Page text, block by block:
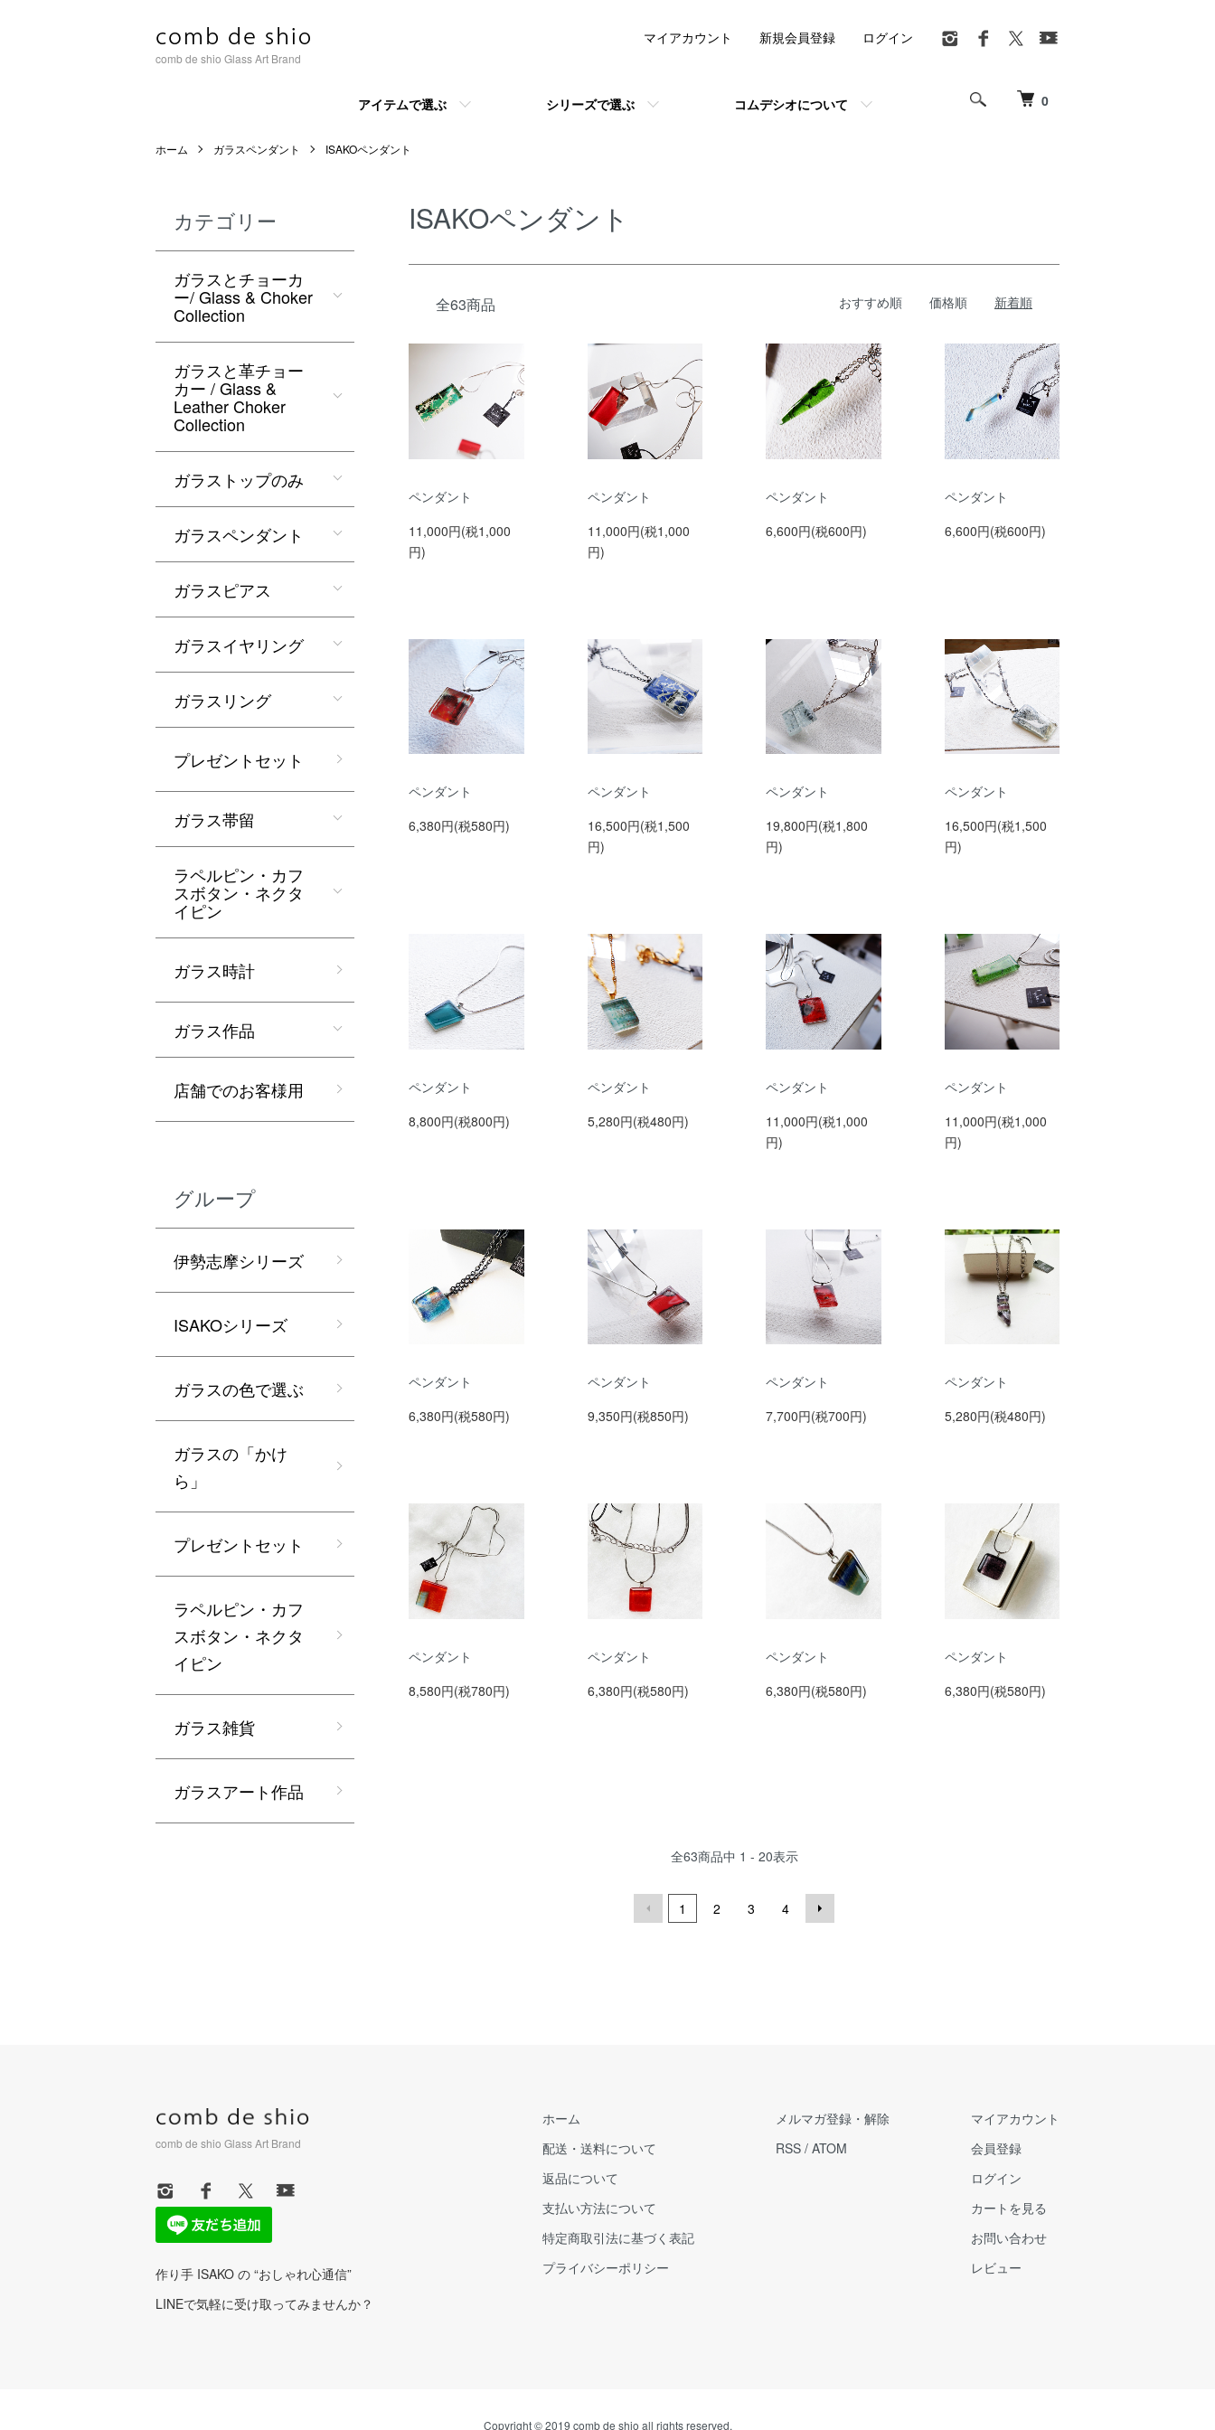
comb de shio Glass Art Brand
0
アイテムで選ぶ シリーズで選ぶ コムデシオについて
マイアカウント 新規会員登録 ログイン
ホーム ガラスペンダント ISAKOペンダント
ISAKOペンダント
全63商品 おすすめ順 価格順 新着順
ペンダント
11,000円(税1,000
円)
ペンダント
11,000円(税1,000
円)
ペンダント
6,600円(税600円)
ペンダント
6,600円(税600円)
ペンダント
6,380円(税580円)
ペンダント
16,500円(税1,500
円)
ペンダント
19,800円(税1,800
円)
ペンダント
16,500円(税1,500
円)
ペンダント
8,800円(税800円)
ペンダント
5,280円(税480円)
ペンダント
11,000円(税1,000
円)
ペンダント
11,000円(税1,000
円)
ペンダント
6,380円(税580円)
ペンダント
9,350円(税850円)
ペンダント
7,700円(税700円)
ペンダント
5,280円(税480円)
ペンダント
8,580円(税780円)
ペンダント
6,380円(税580円)
ペンダント
6,380円(税580円)
ペンダント
6,380円(税580円)
全63商品中 1 - 20表示
1 2 3 4
カテゴリー
ガラスとチョーカ
ー/ Glass & Choker
Collection
ガラスと革チョー
カー / Glass &
Leather Choker
Collection
ガラストップのみ
ガラスペンダント
ガラスピアス
ガラスイヤリング
ガラスリング
プレゼントセット
ガラス帯留
ラペルピン・カフ
スボタン・ネクタ
イピン
ガラス時計
ガラス作品
店舗でのお客様用
グループ
伊勢志摩シリーズ
ISAKOシリーズ
ガラスの色で選ぶ
ガラスの「かけ
ら」
プレゼントセット
ラペルピン・カフ
スボタン・ネクタ
イピン
ガラス雑貨
ガラスアート作品
comb de shio Glass Art Brand
作り手 ISAKO の “おしゃれ心通信”
LINEで気軽に受け取ってみませんか？
ホーム
配送・送料について
返品について
支払い方法について
特定商取引法に基づく表記
プライバシーポリシー
メルマガ登録・解除
RSS / ATOM
マイアカウント
会員登録
ログイン
カートを見る
お問い合わせ
レビュー
Copyright © 2019 comb de shio all rights reserved.